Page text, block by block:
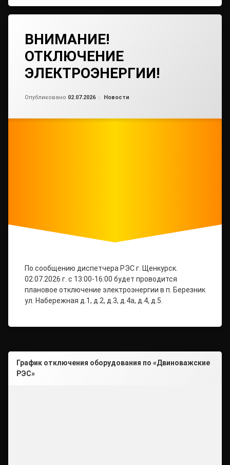
ВНИМАНИЕ!
ОТКЛЮЧЕНИЕ
ЭЛЕКТРОЭНЕРГИИ!
Опубликовано 02.07.2026 Рубрики:
Новости
По сообщению диспетчера РЭС г. Щенкурск.
02.07.2026 г. с 13:00-16:00 будет проводится
плановое отключение электроэнергии в п. Березник
ул. Набережная д.1, д.2, д.3, д.4а, д.4, д.5.
График отключения оборудования по «Двиноважские
РЭС»